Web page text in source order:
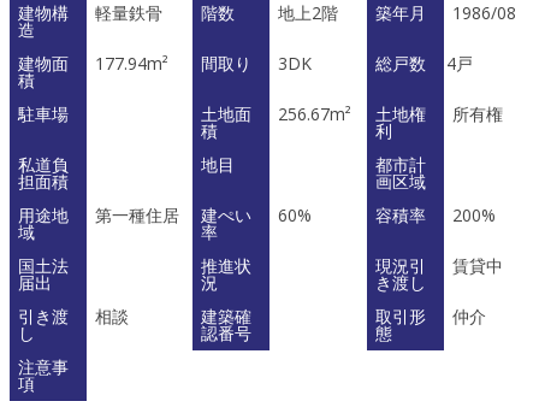
建物構
造
軽量鉄骨 階数 地上2階 築年月 1986/08
建物面
積
177.94m² 間取り 3DK 総戸数 4戸
駐車場 土地面
積
256.67m² 土地権
利
所有権
私道負
担面積
地目 都市計
画区域
用途地
域
第一種住居 建ぺい
率
60% 容積率 200%
国土法
届出
推進状
況
現況引
き渡し
賃貸中
引き渡
し
相談 建築確
認番号
取引形
態
仲介
注意事
項